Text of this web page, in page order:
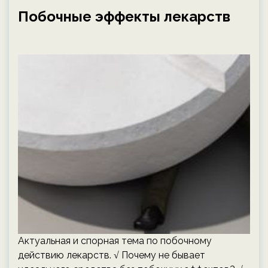
Побочные эффекты лекарств
Актуальная и спорная тема по побочному
действию лекарств. √ Почему не бывает